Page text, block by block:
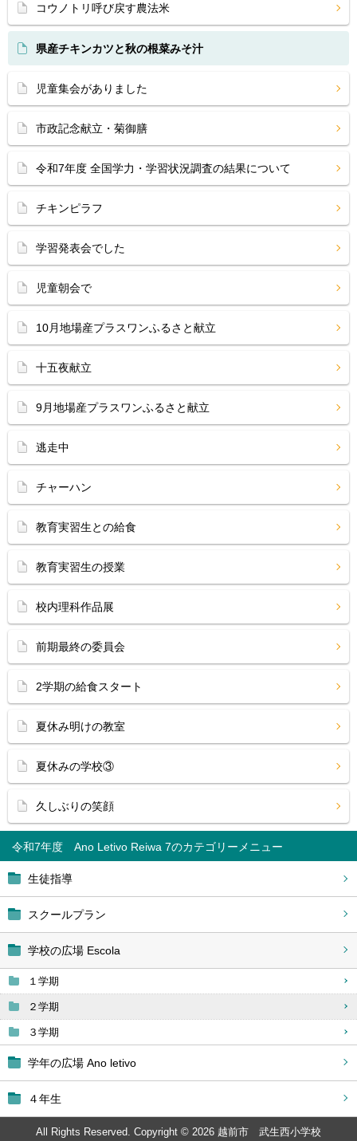
令和7年度 Ano Letivo Reiwa 7
生徒指導
スクールプラン
学校の広場 Escola
１学期
２学期
３学期
学年の広場 Ano letivo
４年生
コウノトリ呼び戻す農法米
県産チキンカツと秋の根菜みそ汁
児童集会がありました
市政記念献立・菊御膳
令和7年度 全国学力・学習状況調査の結果について
チキンピラフ
学習発表会でした
児童朝会で
10月地場産プラスワンふるさと献立
十五夜献立
9月地場産プラスワンふるさと献立
逃走中
チャーハン
教育実習生との給食
教育実習生の授業
校内理科作品展
前期最終の委員会
2学期の給食スタート
夏休み明けの教室
夏休みの学校③
久しぶりの笑顔
All Rights Reserved. Copyright © 2026 越前市 武生西小学校